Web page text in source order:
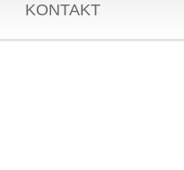
KONTAKT